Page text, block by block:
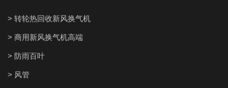
> 转轮热回收新风换气机
> 商用新风换气机高端
> 防雨百叶
> 风管